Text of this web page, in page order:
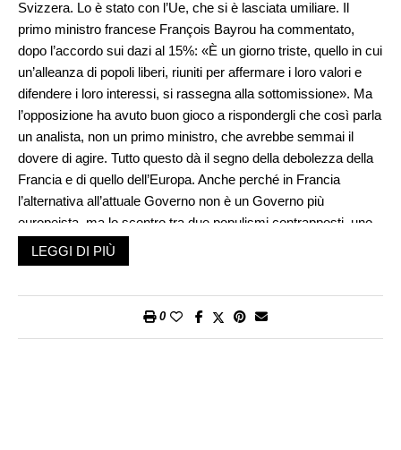
Svizzera. Lo è stato con l’Ue, che si è lasciata umiliare. Il
primo ministro francese François Bayrou ha commentato,
dopo l’accordo sui dazi al 15%: «È un giorno triste, quello in cui
un’alleanza di popoli liberi, riuniti per affermare i loro valori e
difendere i loro interessi, si rassegna alla sottomissione». Ma
l’opposizione ha avuto buon gioco a rispondergli che così parla
un analista, non un primo ministro, che avrebbe semmai il
dovere di agire. Tutto questo dà il segno della debolezza della
Francia e di quello dell’Europa. Anche perché in Francia
l’alternativa all’attuale Governo non è un Governo più
europeista, ma lo scontro tra due populismi contrapposti, uno
di estrema sinistra e uno – molto più forte – di estrema destra,
i quali segnerebbero entrambi la fine dell’Europa così come la
di sé talmente pessima da rafforzare chi ne decreterebbe la
LEGGI DI PIÙ
0